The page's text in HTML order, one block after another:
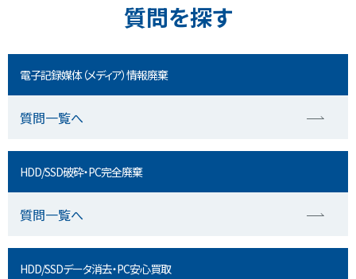
質問を探す
電子記録媒体（メディア）情報廃棄
質問一覧へ
HDD/SSD破砕・PC完全廃棄
質問一覧へ
HDD/SSDデータ消去・PC安心買取